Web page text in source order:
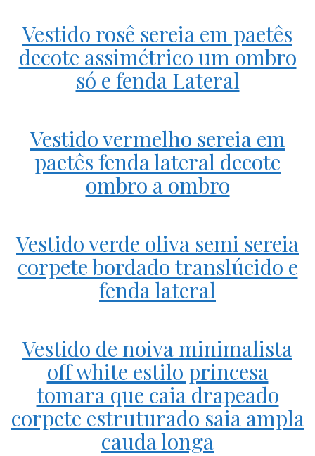
Vestido rosê sereia em paetês
decote assimétrico um ombro
só e fenda Lateral
Vestido vermelho sereia em
paetês fenda lateral decote
ombro a ombro
Vestido verde oliva semi sereia
corpete bordado translúcido e
fenda lateral
Vestido de noiva minimalista
off white estilo princesa
tomara que caia drapeado
corpete estruturado saia ampla
cauda longa